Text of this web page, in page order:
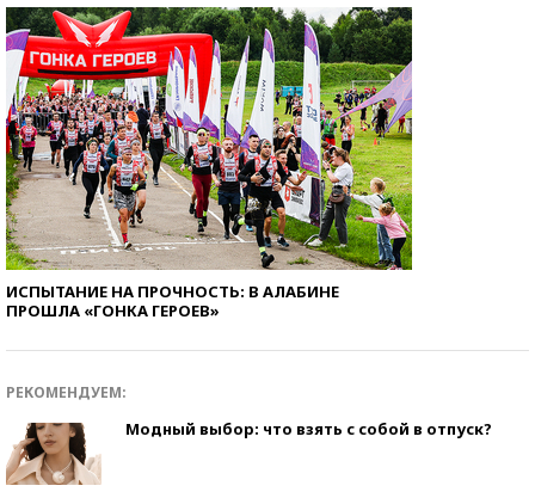
ИСПЫТАНИЕ НА ПРОЧНОСТЬ: В АЛАБИНЕ
ПРОШЛА «ГОНКА ГЕРОЕВ»
РЕКОМЕНДУЕМ:
Модный выбор: что взять с собой в отпуск?